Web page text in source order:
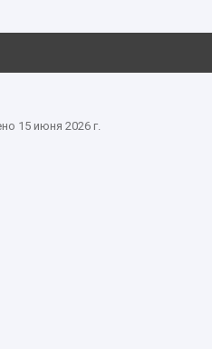
15 июня 2026 г.